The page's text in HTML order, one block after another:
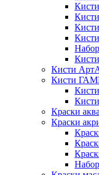
Кисти
Кисти
Краски
Краски